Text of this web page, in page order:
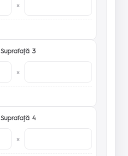
×
Suprafaţă 3
×
Suprafaţă 4
×